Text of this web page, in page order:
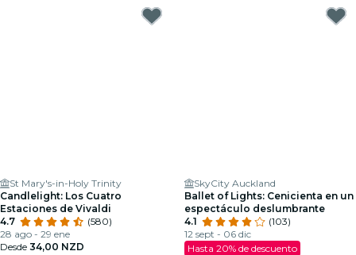
St Mary's-in-Holy Trinity
Candlelight: Los Cuatro
Estaciones de Vivaldi
4.7
(580)
28 ago - 29 ene
Desde 34,00 NZD
SkyCity Auckland
Ballet of Lights: Cenicienta en un
espectáculo deslumbrante
4.1
(103)
12 sept - 06 dic
Hasta 20% de descuento